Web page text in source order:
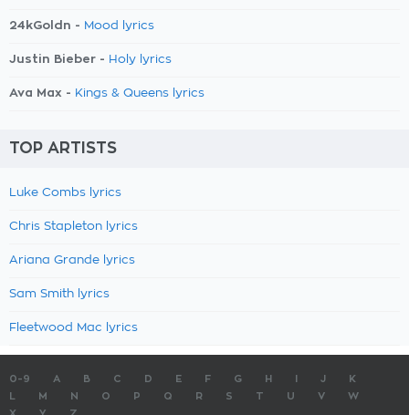
24kGoldn - Mood lyrics
Justin Bieber - Holy lyrics
Ava Max - Kings & Queens lyrics
TOP ARTISTS
Luke Combs lyrics
Chris Stapleton lyrics
Ariana Grande lyrics
Sam Smith lyrics
Fleetwood Mac lyrics
0-9 A B C D E F G H J
K
M N O P Q R S T U V
W